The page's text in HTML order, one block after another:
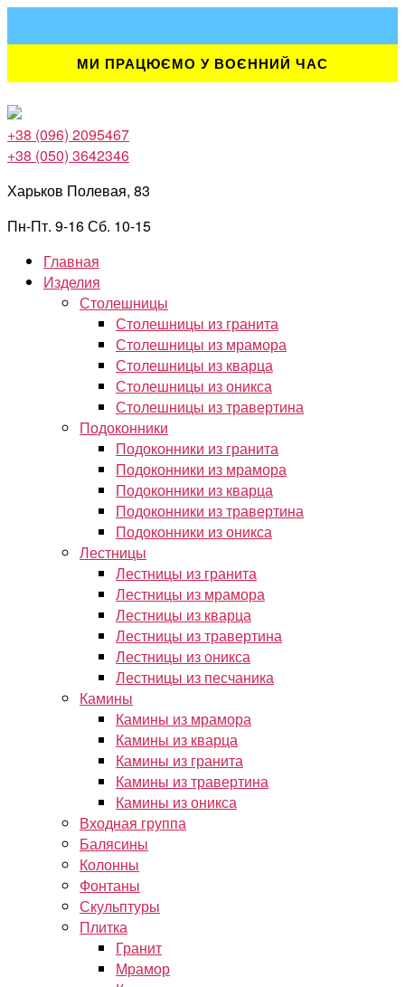
содержимомуМИ ПРАЦЮЄМО У ВОЄННИЙ ЧАС
+38 (096) 2095467
+38 (050) 3642346
Харьков Полевая, 83
Пн-Пт. 9-16 Сб. 10-15
Главная
Изделия
Столешницы
Столешницы из гранита
Столешницы из мрамора
Столешницы из кварца
Столешницы из оникса
Столешницы из травертина
Подоконники
Подоконники из гранита
Подоконники из мрамора
Подоконники из кварца
Подоконники из травертина
Подоконники из оникса
Лестницы
Лестницы из гранита
Лестницы из мрамора
Лестницы из кварца
Лестницы из травертина
Лестницы из оникса
Лестницы из песчаника
Камины
Камины из мрамора
Камины из кварца
Камины из гранита
Камины из травертина
Камины из оникса
Входная группа
Балясины
Колонны
Фонтаны
Скульптуры
Плитка
Гранит
Мрамор